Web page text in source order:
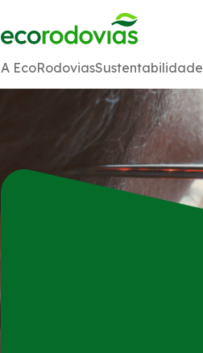
A EcoRodoviasSustentabilidade